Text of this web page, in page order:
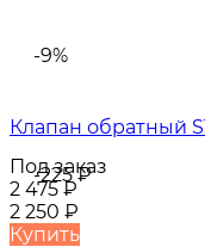
-9%
-225₽
Клапан обратный
Под заказ
2 475₽
2 250 ₽
Купить